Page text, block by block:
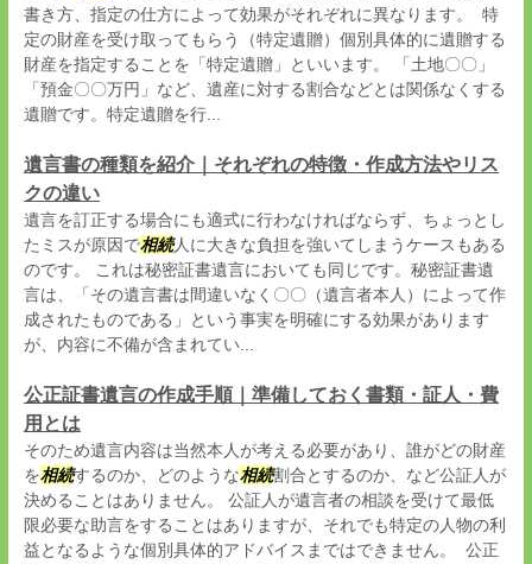
書き方、指定の仕方によって効果がそれぞれに異なります。 特
定の財産を受け取ってもらう（特定遺贈）個別具体的に遺贈する
財産を指定することを「特定遺贈」といいます。 「土地〇〇」
「預金〇〇万円」など、遺産に対する割合などとは関係なくする
遺贈です。特定遺贈を行...
遺言書の種類を紹介｜それぞれの特徴・作成方法やリス
クの違い
遺言を訂正する場合にも適式に行わなければならず、ちょっとし
たミスが原因で相続人に大きな負担を強いてしまうケースもある
のです。 これは秘密証書遺言においても同じです。秘密証書遺
言は、「その遺言書は間違いなく〇〇（遺言者本人）によって作
成されたものである」という事実を明確にする効果があります
が、内容に不備が含まれてい...
公正証書遺言の作成手順｜準備しておく書類・証人・費
用とは
そのため遺言内容は当然本人が考える必要があり、誰がどの財産
を相続するのか、どのような相続割合とするのか、など公証人が
決めることはありません。 公証人が遺言者の相談を受けて最低
限必要な助言をすることはありますが、それでも特定の人物の利
益となるような個別具体的アドバイスまではできません。 公正